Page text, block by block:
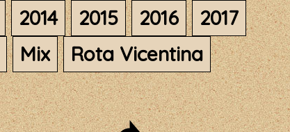
2014 2015 2016
2017
Mix
Rota Vicentina